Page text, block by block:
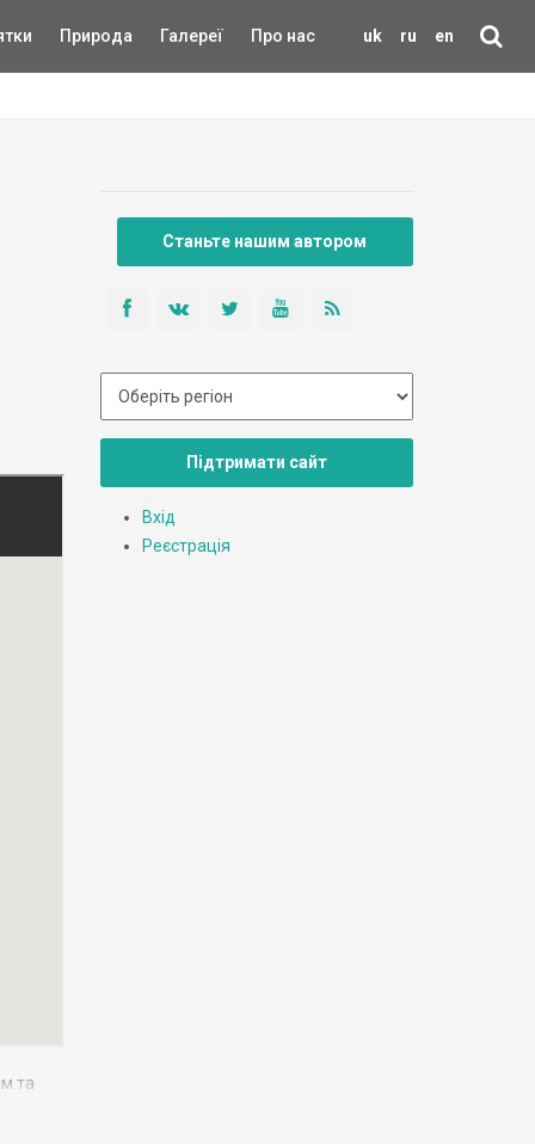
uk ru en
Природа Галереї Про нас
та
Станьте нашим автором
Підтримати сайт
Вхід
Реєстрація